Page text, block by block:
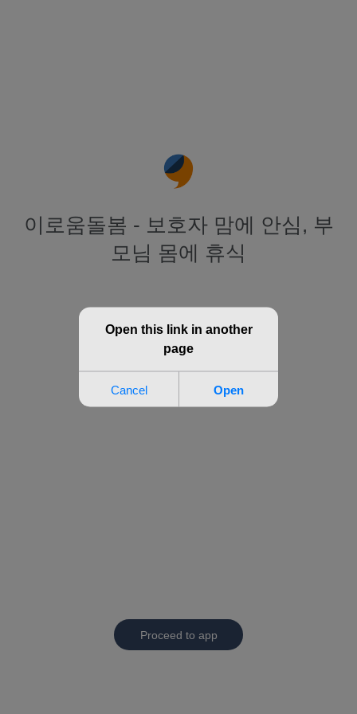
이로움돌봄 - 보호자 맘에 안심, 부
모님 몸에 휴식
Proceed to app